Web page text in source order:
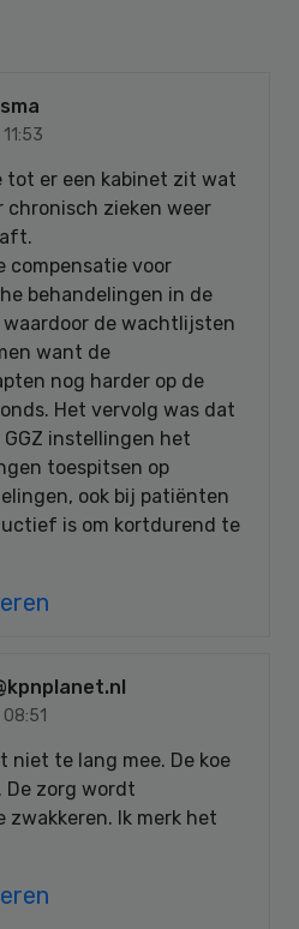
tot er een kabinet zit wat
chronisch zieken weer
compensatie voor
behandelingen in de
de wachtlijsten
want de
nog harder op de
Het vervolg was dat
instellingen het
toespitsen op
ook bij patiënten
is om kortdurend te
niet te lang mee. De koe
De zorg wordt
zwakkeren. Ik merk het